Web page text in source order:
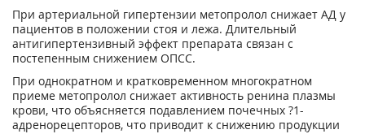
При артериальной гипертензии метопролол снижает АД у
пациентов в положении стоя и лежа. Длительный
антигипертензивный эффект препарата связан с
постепенным снижением ОПСС.
При однократном и кратковременном многократном
приеме метопролол снижает активность ренина плазмы
крови, что объясняется подавлением почечных ?1-
адренорецепторов, что приводит к снижению продукции